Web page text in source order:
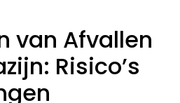
van Afvallen
Risico’s